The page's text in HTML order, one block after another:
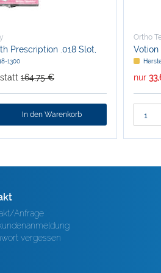
Prescription .018 Slot,
1300
statt 164,75 €
In den Warenkorb
Ortho
Votion
nur
Anfrage
vergessen